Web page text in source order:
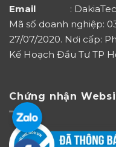
Email :
Mã số doanh nghiệp:
27/07/2020. Nơi cấp:
Kế Hoạch Đầu Tư TP
Chứng nhận